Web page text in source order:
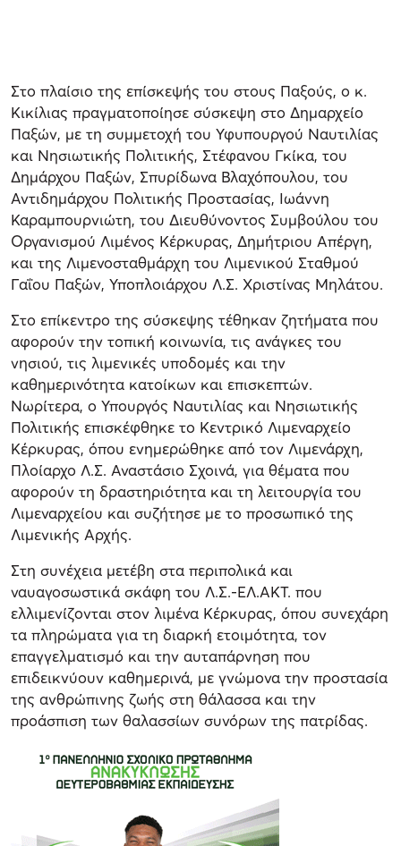
Στο πλαίσιο της επίσκεψής του στους Παξούς, ο κ.
Κικίλιας πραγματοποίησε σύσκεψη στο Δημαρχείο
Παξών, με τη συμμετοχή του Υφυπουργού Ναυτιλίας
και Νησιωτικής Πολιτικής, Στέφανου Γκίκα, του
Δημάρχου Παξών, Σπυρίδωνα Βλαχόπουλου, του
Αντιδημάρχου Πολιτικής Προστασίας, Ιωάννη
Καραμπουρνιώτη, του Διευθύνοντος Συμβούλου του
Οργανισμού Λιμένος Κέρκυρας, Δημήτριου Απέργη,
και της Λιμενοσταθμάρχη του Λιμενικού Σταθμού
Γαΐου Παξών, Υποπλοιάρχου Λ.Σ. Χριστίνας Μηλάτου.
Στο επίκεντρο της σύσκεψης τέθηκαν ζητήματα που
αφορούν την τοπική κοινωνία, τις ανάγκες του
νησιού, τις λιμενικές υποδομές και την
καθημερινότητα κατοίκων και επισκεπτών.
Νωρίτερα, ο Υπουργός Ναυτιλίας και Νησιωτικής
Πολιτικής επισκέφθηκε το Κεντρικό Λιμεναρχείο
Κέρκυρας, όπου ενημερώθηκε από τον Λιμενάρχη,
Πλοίαρχο Λ.Σ. Αναστάσιο Σχοινά, για θέματα που
αφορούν τη δραστηριότητα και τη λειτουργία του
Λιμεναρχείου και συζήτησε με το προσωπικό της
Λιμενικής Αρχής.
Στη συνέχεια μετέβη στα περιπολικά και
ναυαγοσωστικά σκάφη του Λ.Σ.-ΕΛ.ΑΚΤ. που
ελλιμενίζονται στον λιμένα Κέρκυρας, όπου συνεχάρη
τα πληρώματα για τη διαρκή ετοιμότητα, τον
επαγγελματισμό και την αυταπάρνηση που
επιδεικνύουν καθημερινά, με γνώμονα την προστασία
της ανθρώπινης ζωής στη θάλασσα και την
προάσπιση των θαλασσίων συνόρων της πατρίδας.